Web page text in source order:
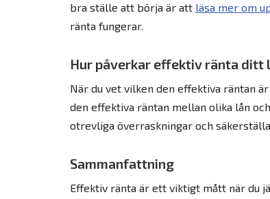
bra ställe att börja är att läsa mer om
ränta fungerar.
Hur påverkar effektiv ränta ditt
När du vet vilken den effektiva räntan
den effektiva räntan mellan olika lån
otrevliga överraskningar och
Sammanfattning
Effektiv ränta är ett viktigt mått när du